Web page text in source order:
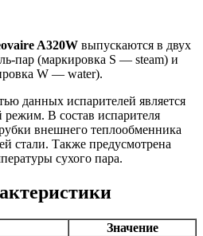
A320W выпускаются в двух
пар (маркировка S — steam) и
W — water).
данных испарителей является
В состав испарителя
внешнего теплообменника
стали. Также предусмотрена
сухого пара.
Значение